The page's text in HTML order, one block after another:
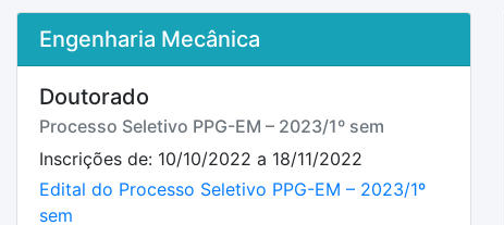
Engenharia Mecânica
Doutorado
Processo Seletivo PPG-EM – 2023/1º sem
Inscrições de: 10/10/2022 a 18/11/2022
Edital do Processo Seletivo PPG-EM – 2023/1º
sem